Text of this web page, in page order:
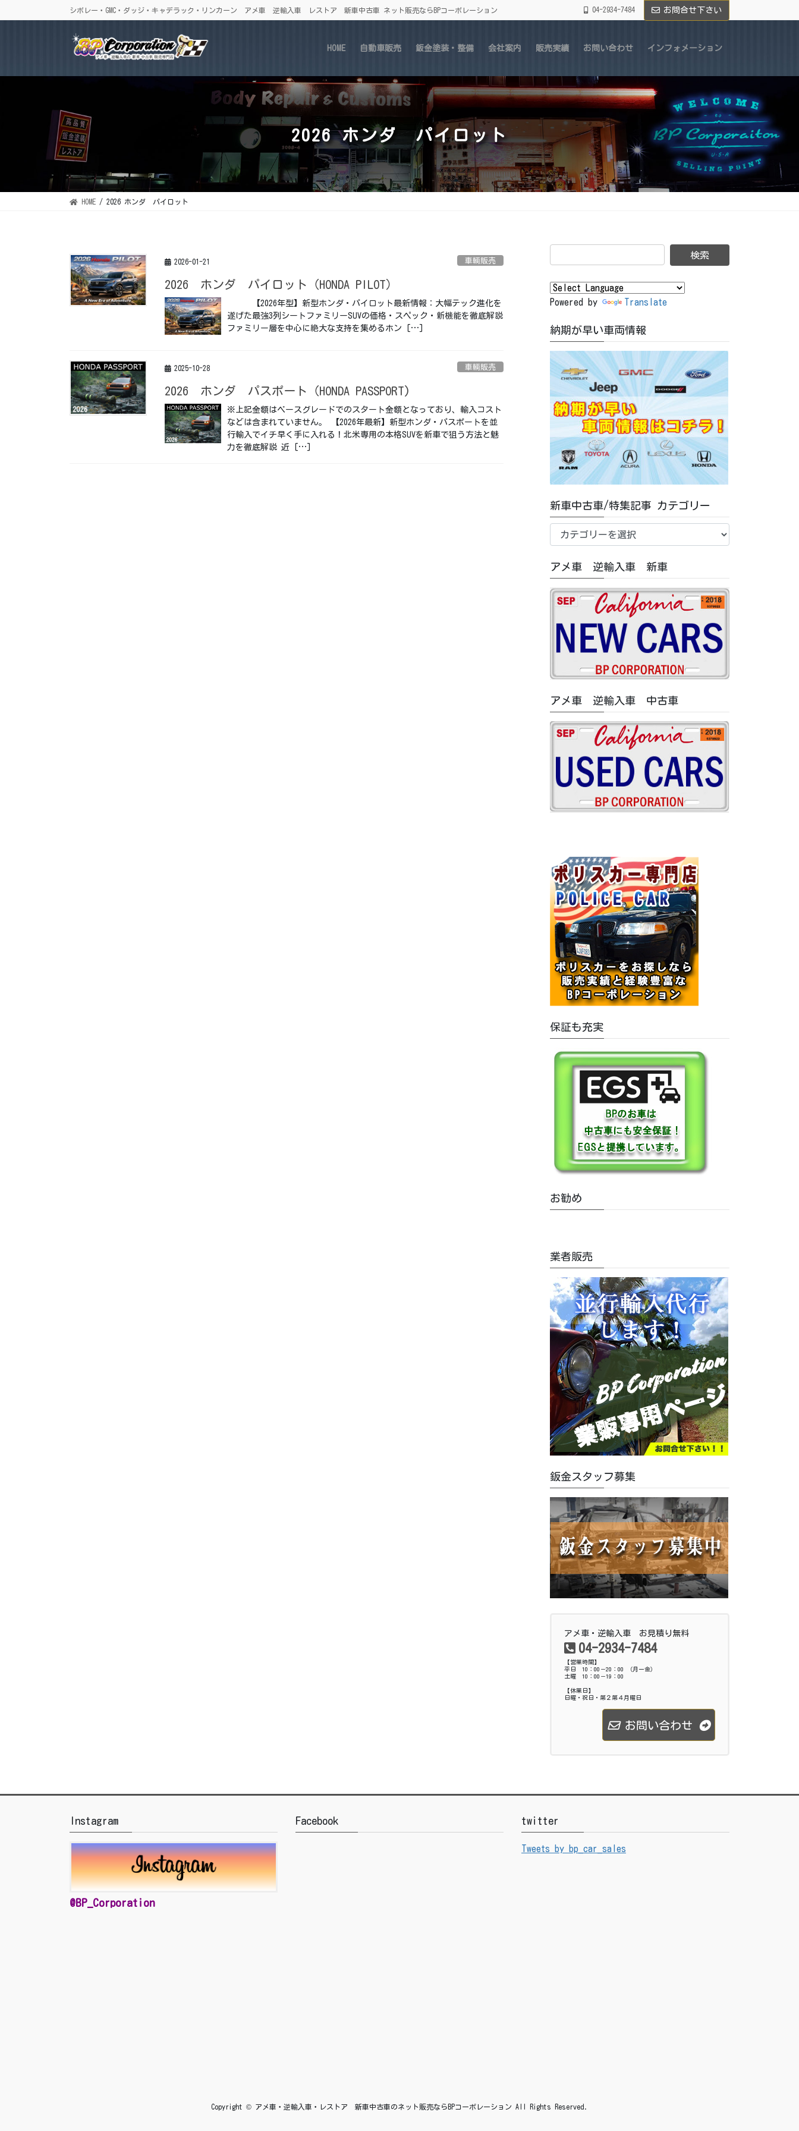
ン
に
ビ
ョ
シボレー・GMC・ダッジ・キャデラック・リンカーン アメ車 逆輸入車 レストア 新車中古車 ネット販売ならBPコーポレーション 04-2934-7484 お問合せ下さい
HOME 自動車販売 鈑金塗装・整備 会社案内 販売実績 お問い合わせ インフォメーション
2026 ホンダ パイロット
HOME 2026 ホンダ パイロット
2026-01-21 車輌販売
2026 ホンダ パイロット（HONDA PILOT）
【2026年型】新型ホンダ・パイロット最新情報：大幅テック進化を
遂げた最強3列シートファミリーSUVの価格・スペック・新機能を徹底解説
ファミリー層を中心に絶大な支持を集めるホン […]
2025-10-28 車輌販売
2026 ホンダ パスポート（HONDA PASSPORT)
※上記金額はベースグレードでのスタート金額となっており、輸入コスト
などは含まれていません。 【2026年最新】新型ホンダ・パスポートを並
行輸入でイチ早く手に入れる！北米専用の本格SUVを新車で狙う方法と魅
力を徹底解説 近 […]
Powered by Translate
納期が早い車両情報
新車中古車/特集記事 カテゴリー
車
古
車/
特
リ
ー
アメ車 逆輸入車 新車
アメ車 逆輸入車 中古車
保証も充実
お勧め
業者販売
鈑金スタッフ募集
アメ車・逆輸入車 お見積り無料
04-2934-7484
【営業時間】
平日 10：00－20：00 （月ー金）
土曜 10：00－19：00
【休業日】
日曜・祝日・第２第４月曜日
お問い合わせ
Instagram
@BP_Corporation
Facebook twitter
Tweets by bp_car_sales
Copyright © アメ車・逆輸入車・レストア 新車中古車のネット販売ならBPコーポレーション All Rights Reserved.